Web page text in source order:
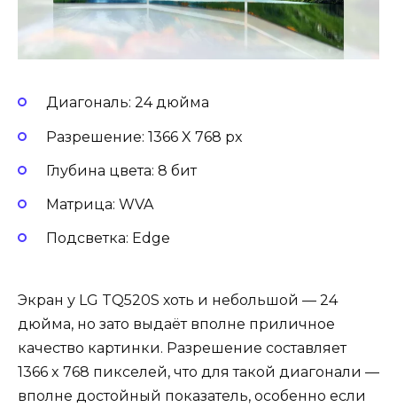
Диагональ: 24 дюйма
Разрешение: 1366 X 768 px
Глубина цвета: 8 бит
Матрица: WVA
Подсветка: Edge
Экран у LG TQ520S хоть и небольшой — 24
дюйма, но зато выдаёт вполне приличное
качество картинки. Разрешение составляет
1366 x 768 пикселей, что для такой диагонали —
вполне достойный показатель, особенно если